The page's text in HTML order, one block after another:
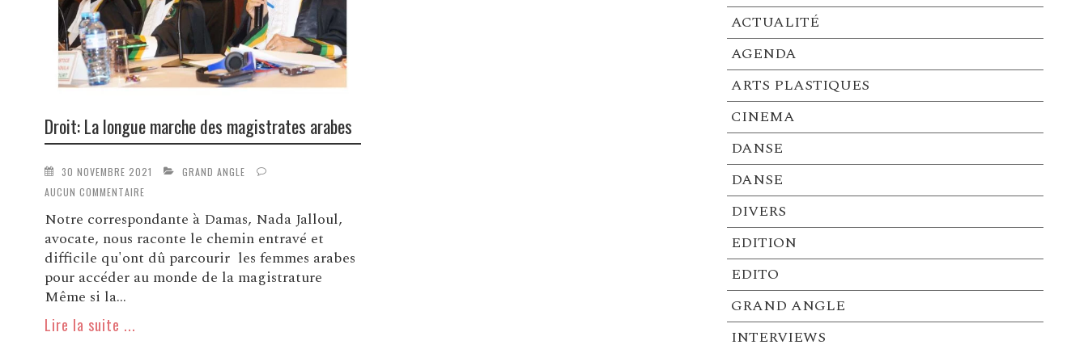
Droit: La longue marche des magistrates arabes
30 NOVEMBRE 2021
GRAND ANGLE
AUCUN COMMENTAIRE
Notre correspondante à Damas, Nada Jalloul,
avocate, nous raconte le chemin entravé et
difficile qu'ont dû parcourir les femmes arabes
pour accéder au monde de la magistrature
Même si la...
Lire la suite ...
ACTUALITÉ
AGENDA
ARTS PLASTIQUES
CINEMA
DANSE
DANSE
DIVERS
EDITION
EDITO
GRAND ANGLE
INTERVIEWS